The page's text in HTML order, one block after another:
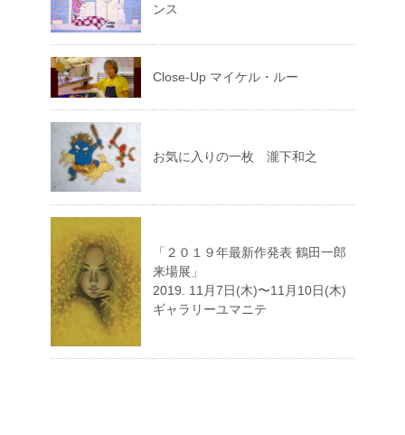
ンス
Close-Up マイケル・ルー
お気に入りの一枚 瀧下和之
「２０１９年最新作発表 鶴田一郎
来場展」
2019. 11月7日(木)〜11月10日(木)
ギャラリーユマニテ